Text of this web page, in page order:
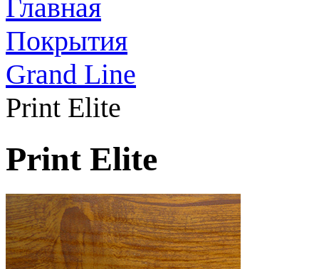
Главная
Покрытия
Grand Line
Print Elite
Print Elite